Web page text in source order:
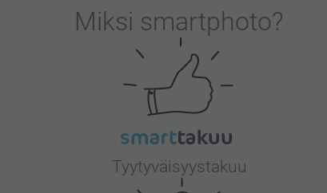
Miksi smartphoto?
Tyytyväisyystakuu